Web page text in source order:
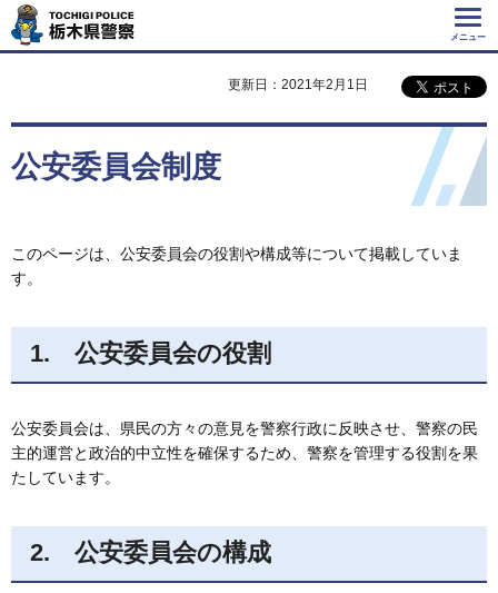
Tochigi Police 栃
木県警察
メニュー
更新日：2021年2月1日
公安委員会制度
このページは、公安委員会の役割や構成等について掲載していま
す。
1. 公安委員会の役割
公安委員会は、県民の方々の意見を警察行政に反映させ、警察の民
主的運営と政治的中立性を確保するため、警察を管理する役割を果
たしています。
2. 公安委員会の構成